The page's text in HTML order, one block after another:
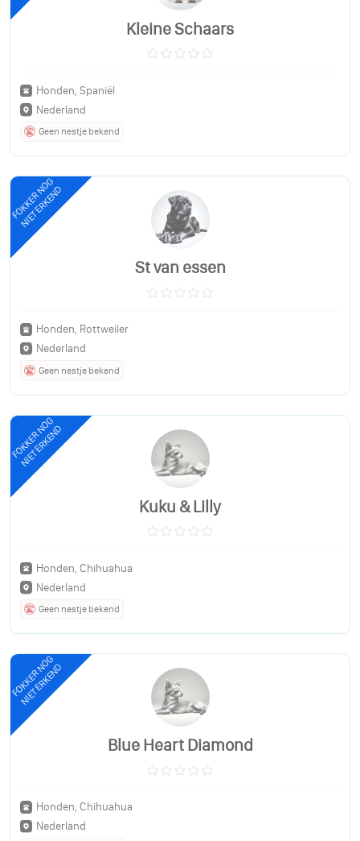
Kleine Schaars
Honden, Spaniël
Nederland
Geen nestje bekend
FOKKER NOG
NIET ERKEND
St van essen
Honden, Rottweiler
Nederland
Geen nestje bekend
FOKKER NOG
NIET ERKEND
Kuku & Lilly
Honden, Chihuahua
Nederland
Geen nestje bekend
FOKKER NOG
NIET ERKEND
Blue Heart Diamond
Honden, Chihuahua
Nederland